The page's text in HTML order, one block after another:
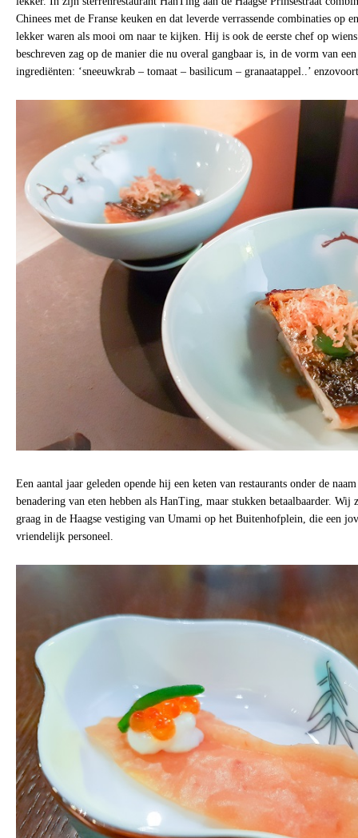
Chinees met de Franse keuken en dat leverde verrassende combinaties op
lekker waren als mooi om naar te kijken. Hij is ook de eerste chef op
beschreven zag op de manier die nu overal gangbaar is, in de vorm van
ingrediënten: ‘sneeuwkrab – tomaat – basilicum – granaatappel..’
Een aantal jaar geleden opende hij een keten van restaurants onder de
benadering van eten hebben als HanTing, maar stukken betaalbaarder. Wij
graag in de Haagse vestiging van Umami op het Buitenhofplein, die een
vriendelijk personeel.